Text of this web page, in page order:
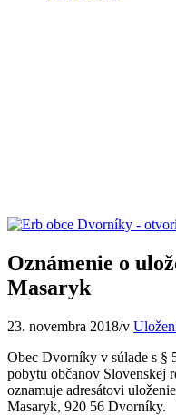
Oznámenie o
Masaryk
23. novembra 2018/v
Obec Dvorníky v súlade s §
pobytu občanov Slovenskej
oznamuje adresátovi
Masaryk, 920 56 Dvorníky.